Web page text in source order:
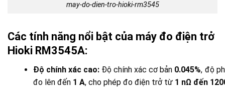
may-do-dien-tro-hioki-rm3545
Các tính năng nổi bật của máy đo điện trở
Hioki RM3545A:
Độ chính xác cao: Độ chính xác cơ bản 0.045%, độ
đo lên đến 1 A, cho phép đo điện trở từ 1 nΩ đến